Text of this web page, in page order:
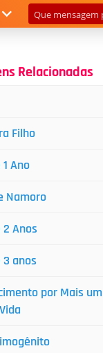
Relacionadas
Filho
Ano
Namoro
2 Anos
3 anos
por Mais um